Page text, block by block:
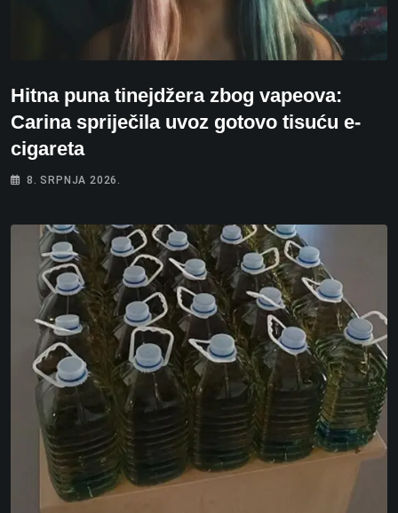
Hitna puna tinejdžera zbog vapeova:
Carina spriječila uvoz gotovo tisuću e-
cigareta
8. SRPNJA 2026.